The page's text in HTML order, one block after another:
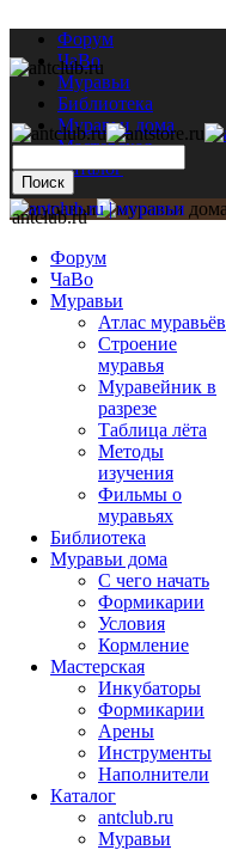
Форум
ЧаВо
Муравьи
Библиотека
Муравьи дома
Мастерская
Каталог
antclub.ru
Форум
ЧаВо
Муравьи
Атлас муравьёв
Строение
муравья
Муравейник в
разрезе
Таблица лёта
Методы
изучения
Фильмы о
муравьях
Библиотека
Муравьи дома
С чего начать
Формикарии
Условия
Кормление
Мастерская
Инкубаторы
Формикарии
Арены
Инструменты
Наполнители
Каталог
antclub.ru
Муравьи